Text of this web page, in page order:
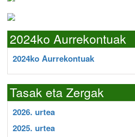
2024ko Aurrekontuak
2024ko Aurrekontuak
Tasak eta Zergak
2026. urtea
2025. urtea